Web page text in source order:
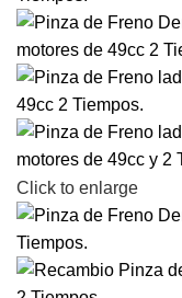
Click to enlarge